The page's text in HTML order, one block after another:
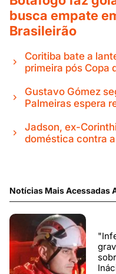
busca empate
Brasileirão
Coritiba bate a
primeira pós Copa
Gustavo Gómez
Palmeiras espera
Jadson, ex-
doméstica contra
Notícias Mais Acessadas